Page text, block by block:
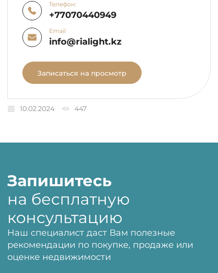
Телефон:
+77070440949
Email
info@rialight.kz
Записаться на просмотр
10.02.2024 447
Запишитесь
на бесплатную
консультацию
Наш специалист даст Вам полезные
рекомендации по покупке, продаже или
оценке недвижимости